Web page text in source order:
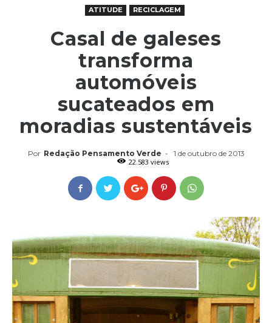
ATITUDE RECICLAGEM
Casal de galeses
transforma
automóveis
sucateados em
moradias sustentáveis
Por Redação Pensamento Verde -
1 de outubro de 2013
22.583 views